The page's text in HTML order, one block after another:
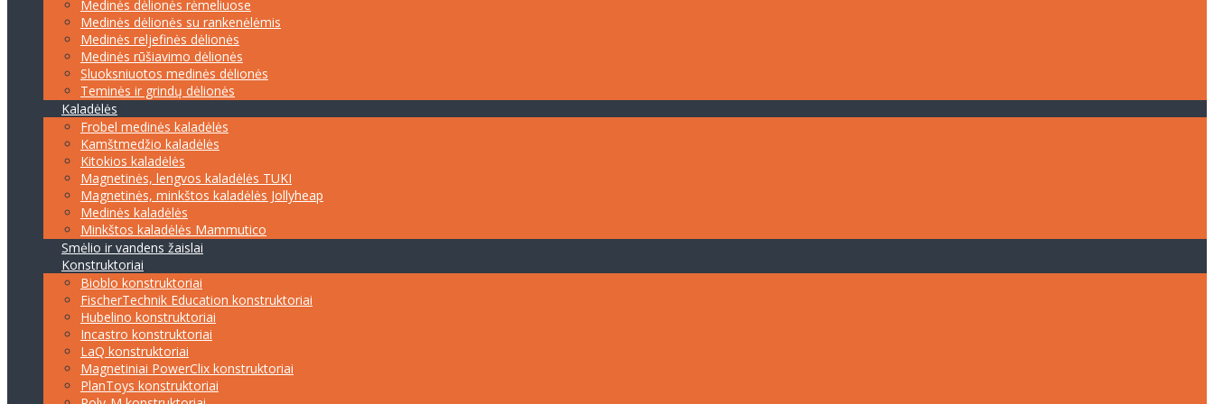
Medinės dėlionės rėmeliuose
Medinės dėlionės su rankenėlėmis
Medinės reljefinės dėlionės
Medinės rūšiavimo dėlionės
Sluoksniuotos medinės dėlionės
Teminės ir grindų dėlionės
Kaladėlės
Frobel medinės kaladėlės
Kamštmedžio kaladėlės
Kitokios kaladėlės
Magnetinės, lengvos kaladėlės TUKI
Magnetinės, minkštos kaladėlės Jollyheap
Medinės kaladėlės
Minkštos kaladėlės Mammutico
Smėlio ir vandens žaislai
Konstruktoriai
Bioblo konstruktoriai
FischerTechnik Education konstruktoriai
Hubelino konstruktoriai
Incastro konstruktoriai
LaQ konstruktoriai
Magnetiniai PowerClix konstruktoriai
PlanToys konstruktoriai